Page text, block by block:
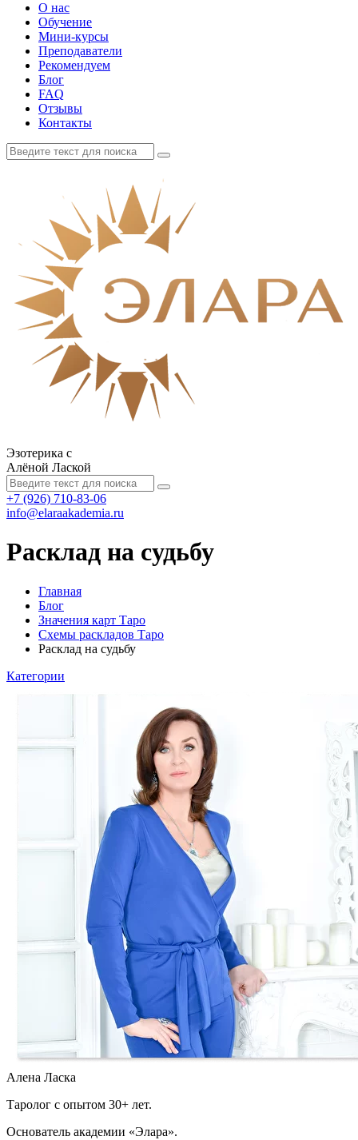
О нас
Обучение
Мини-курсы
Преподаватели
Рекомендуем
Блог
FAQ
Отзывы
Контакты
Эзотерика с
Алёной Лаской
+7 (926) 710-83-06
info@elaraakademia.ru
Расклад на судьбу
Главная
Блог
Значения карт Таро
Схемы раскладов Таро
Расклад на судьбу
Категории
Алена Ласка
Таролог с опытом 30+ лет.
Основатель академии «Элара».